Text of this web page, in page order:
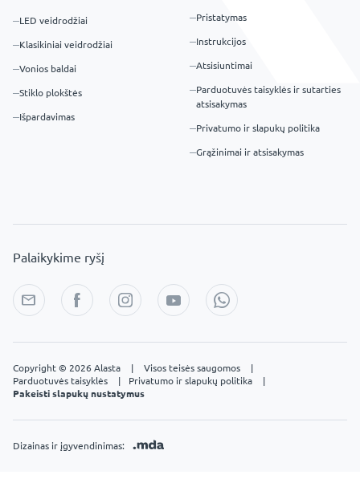
LED veidrodžiai
Klasikiniai veidrodžiai
Vonios baldai
Stiklo plokštės
Išpardavimas
Pristatymas
Instrukcijos
Atsisiuntimai
Parduotuvės taisyklės ir sutarties
atsisakymas
Privatumo ir slapukų politika
Grąžinimai ir atsisakymas
Palaikykime ryšį
Copyright © 2026 Alasta Visos teisės saugomos
Parduotuvės taisyklės
Privatumo ir slapukų politika
Pakeisti slapukų nustatymus
Dizainas ir įgyvendinimas: